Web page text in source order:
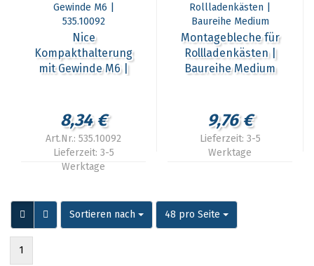
Nice
Kompakthalterung
mit Gewinde M6 |
8,34 €
Art.Nr.: 535.10092
Lieferzeit: 3-5
Werktage
Montagebleche für
Rollladenkästen |
Baureihe Medium
9,76 €
Lieferzeit: 3-5
Werktage
Sortieren nach
Sortieren nach 48 pro Seite
pro Seite
1